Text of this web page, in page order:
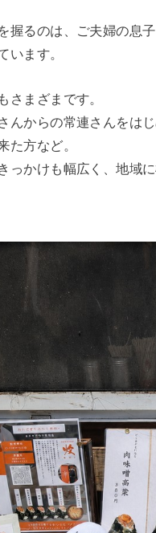
握るのは、ご夫婦の息
います。
さまざまです。
んからの常連さんをは
た方など。
っかけも幅広く、地域